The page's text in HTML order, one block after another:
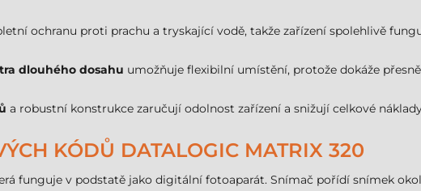
ochranu proti prachu a tryskající vodě, takže zařízení spolehlivě
dlouhého dosahu umožňuje flexibilní umístění, protože dokáže
a robustní konstrukce zaručují odolnost zařízení a snižují celkové
KÓDŮ DATALOGIC MATRIX 320
funguje v podstatě jako digitální fotoaparát. Snímač pořídí snímek